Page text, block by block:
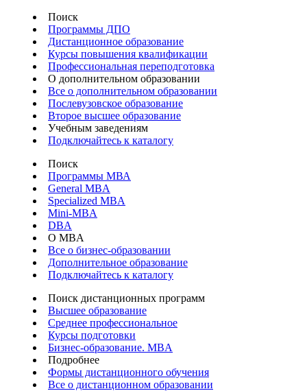
Поиск
Программы ДПО
Дистанционное образование
Курсы повышения квалификации
Профессиональная переподготовка
О дополнительном образовании
Все о дополнительном образовании
Послевузовское образование
Второе высшее образование
Учебным заведениям
Подключайтесь к каталогу
Поиск
Программы МВА
General MBA
Specialized MBA
Mini-MBA
DBA
О MBA
Все о бизнес-образовании
Дополнительное образование
Подключайтесь к каталогу
Поиск дистанционных программ
Высшее образование
Среднее профессиональное
Курсы подготовки
Бизнес-образование. MBA
Подробнее
Формы дистанционного обучения
Все о дистанционном образовании